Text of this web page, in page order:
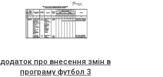
додаток про внесення змін в
програму футбол 3